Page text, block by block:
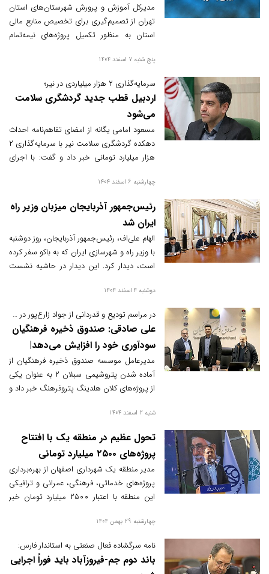
مدیرکل آموزش و پرورش شهرستان‌های استان
تهران از تصمیم‌گیری برای تخصیص منابع مالی
استان به منظور تکمیل پروژه‌های نیمه‌تمام
سه‌جانبه دستگاه‌های اجرایی و گامی مؤثر در
مسیر توسعه عدالت آموزشی عنوان کرد.
پنج شنبه 7 اسفند 1404
سرمایه‌گذاری ۲ هزار میلیاردی در نیر؛
اردبیل قطب جدید گردشگری سلامت
می‌شود
مسعود امامی یگانه از امضای تفاهم‌نامه احداث
دهکده گردشگری سلامت نیر با سرمایه‌گذاری ۲
هزار میلیارد تومانی خبر داد و گفت: با اجرای
گردشگری سلامت کشور تبدیل خواهد شد و
می‌کند.
چهارشنبه 6 اسفند 1404
رئیس‌جمهور آذربایجان میزبان وزیر راه
ایران شد
الهام علی‌اف، رئیس‌جمهور آذربایجان، روز دوشنبه
با وزیر راه و شهرسازی ایران که به باکو سفر کرده
است، دیدار کرد. این دیدار در حاشیه نشست
کشور برگزار شد تا بر توسعه پروژه‌های دوجانبه
دوشنبه 4 اسفند 1404
در مراسم تودیع و قدردانی از جواد زارع‌پور در هلدینگ پتروفرهنگ مطرح شد:
علی صادقی: صندوق ذخیره فرهنگیان
سودآوری خود را افزایش می‌دهد|
پتروشیمی سبلان ۲ به‌زودی تولید را
آغاز می‌کند
مدیرعامل موسسه صندوق ذخیره فرهنگیان از
آماده شدن پتروشیمی سبلان ۲ به عنوان یکی
از پروژه‌های کلان هلدینگ پتروفرهنگ خبر داد و
سودآوری و تقویت بنیه اقتصادی موسسه
شنبه 2 اسفند 1404
تحول عظیم در منطقه یک با افتتاح
پروژه‌های ۲۵۰۰ میلیارد تومانی
مدیر منطقه یک شهرداری اصفهان از بهره‌برداری
پروژه‌های خدماتی، فرهنگی، عمرانی و ترافیکی
این منطقه با اعتبار ۲۵۰۰ میلیارد تومان خبر
چهارشنبه 29 بهمن 1404
نامه سرگشاده فعال صنعتی به استاندار فارس:
باند دوم جم-فیروزآباد باید فوراً اجرایی